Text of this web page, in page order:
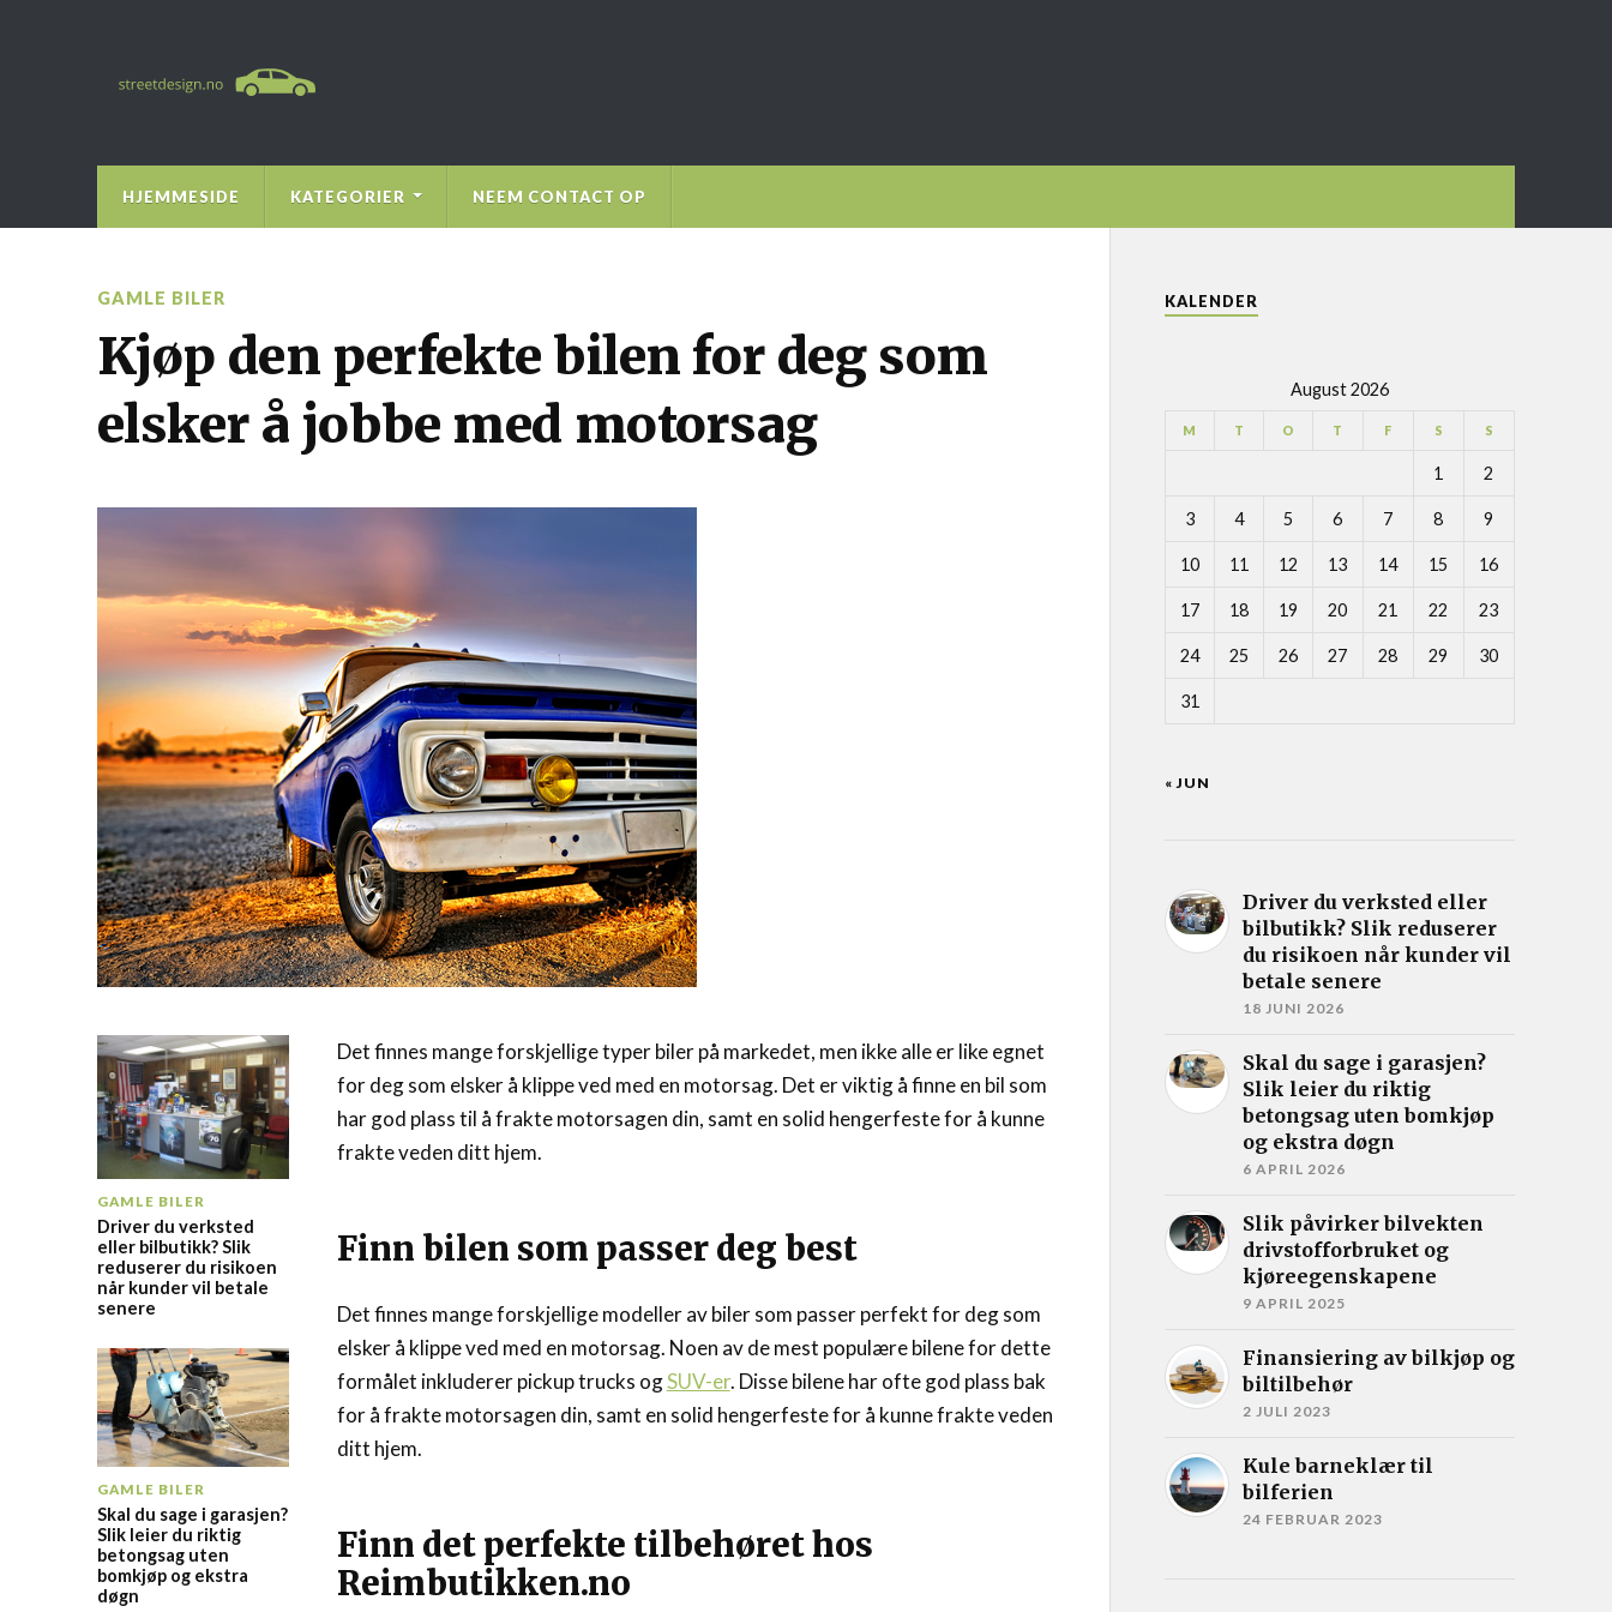
HJEMMESIDE KATEGORIER NEEM CONTACT OP
GAMLE BILER
Kjøp den perfekte bilen for deg som
elsker å jobbe med motorsag
GAMLE BILER
Driver du verksted
eller bilbutikk? Slik
reduserer du risikoen
når kunder vil betale
senere
GAMLE BILER
Skal du sage i garasjen?
Slik leier du riktig
betongsag uten
bomkjøp og ekstra
døgn
Det finnes mange forskjellige typer biler på markedet, men ikke alle er like egnet
for deg som elsker å klippe ved med en motorsag. Det er viktig å finne en bil som
har god plass til å frakte motorsagen din, samt en solid hengerfeste for å kunne
frakte veden ditt hjem.
Finn bilen som passer deg best
Det finnes mange forskjellige modeller av biler som passer perfekt for deg som
elsker å klippe ved med en motorsag. Noen av de mest populære bilene for dette
formålet inkluderer pickup trucks ogSUV-er. Disse bilene har ofte god plass bak
for å frakte motorsagen din, samt en solid hengerfeste for å kunne frakte veden
ditt hjem.
Finn det perfekte tilbehøret hos
Reimbutikken.no
KALENDER
August 2026
M T O T F S S
1 2
3 4 5 6 7 8 9
10 11 12 13 14 15 16
17 18 19 20 21 22 23
24 25 26 27 28 29 30
31
« JUN
Driver du verksted eller
bilbutikk? Slik reduserer
du risikoen når kunder vil
betale senere
18 JUNI 2026
Skal du sage i garasjen?
Slik leier du riktig
betongsag uten bomkjøp
og ekstra døgn
6 APRIL 2026
Slik påvirker bilvekten
drivstofforbruket og
kjøreegenskapene
9 APRIL 2025
Finansiering av bilkjøp og
biltilbehør
2 JULI 2023
Kule barneklær til
bilferien
24 FEBRUAR 2023